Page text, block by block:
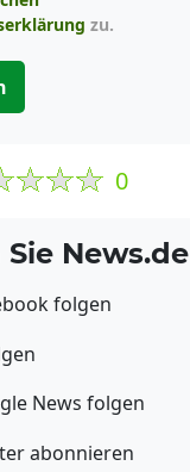
zu.
0
News.de
folgen
News folgen
abonnieren